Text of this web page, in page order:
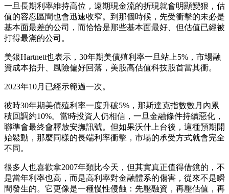
一旦長期利率維持高位，遠期現金流的折現就會明顯變狠，估
值的容忍區間也會迅速收窄。到那個時候，先受衝擊的未必是
基本面最差的公司，而恰恰是那些基本面最好、但估值已經被
打得最滿的公司。
美銀Hartnett也表示，30年期美債殖利率一旦站上5%，市場融
資成本抬升、風險偏好回落，美股高估值科技股首當其衝。
2023年10月已經示範過一次。
彼時30年期美債殖利率一度升破5%，那斯達克指數數月內累
積回調約10%。當時投資人仍相信，一旦金融條件持續惡化，
聯準會最終會釋放安撫訊號。但如果沃什上台後，這種預期開
始鬆動，那麼同樣的長端利率衝擊，市場的承受方式就會完全
不同。
很多人也喜歡拿2007年類比今天，但其實真正值得借鏡的，不
是當年利率也高，而是高利率對金融體系的傷害，從來不是瞬
間發生的。它更像是一種慢性侵蝕：先壓融資，再壓估值，再